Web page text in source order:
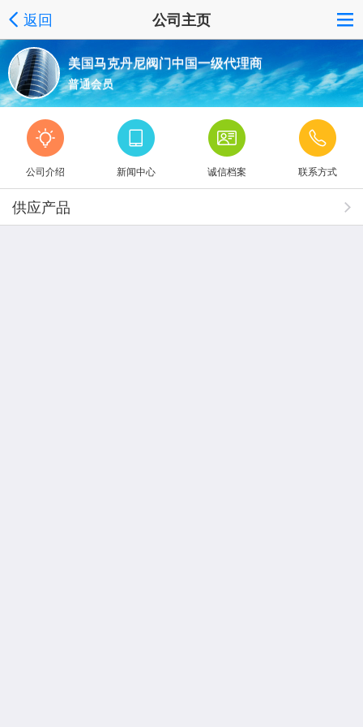
返回 公司主页
美国马克丹尼阀门中国一级代理商
普通会员
公司介绍 新闻中心 诚信档案 联系方式
供应产品